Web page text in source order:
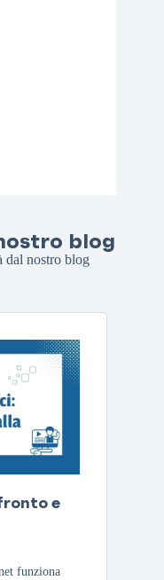
blog
dal nostro blog
e
funziona